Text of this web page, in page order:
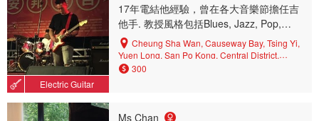
Electric Guitar
17年電結他經驗，曾在各大音樂節擔任吉
他手. 教授風格包括Blues, Jazz, Pop,
Rock, Metal etc.
Cheung Sha Wan, Causeway Bay, Tsing Yi,
Yuen Long, San Po Kong, Central District,
Kennedy Town, Tsuen Wan, Whampoa, Central,
Choi Hung, Diamond Hill, Kwai Chung, Tuen
300
Ms Chan